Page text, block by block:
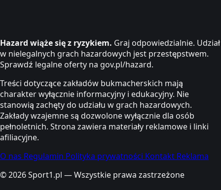
Hazard wiąże się z ryzykiem. Graj odpowiedzialnie. Udział
w nielegalnych grach hazardowych jest przestępstwem.
Sprawdź legalne oferty na gov.pl/hazard.
Treści dotyczące zakładów bukmacherskich mają
charakter wyłącznie informacyjny i edukacyjny. Nie
stanowią zachęty do udziału w grach hazardowych.
Zakłady wzajemne są dozwolone wyłącznie dla osób
pełnoletnich. Strona zawiera materiały reklamowe i linki
afiliacyjne.
O nas Regulamin Polityka prywatności Kontakt Reklama
© 2026 Sport1.pl — Wszystkie prawa zastrzeżone